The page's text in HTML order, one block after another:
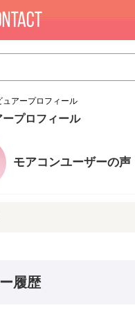
ュアープロフィール
ープロフィール
モアコンユーザーの声
履歴